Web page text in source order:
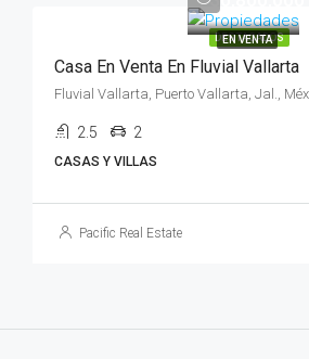
DESTACADOS
EN VENTA
Casa En Venta En Fluvial Vallarta
Fluvial Vallarta, Puerto Vallarta, Jal.,
2.5 2
CASAS Y VILLAS
Pacific Real Estate